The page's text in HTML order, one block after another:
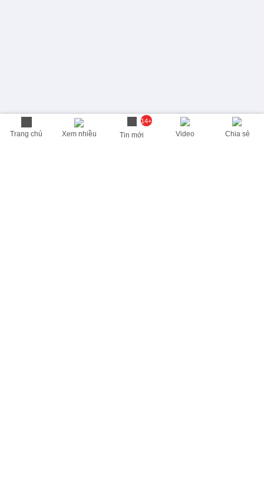
Trang chủ Xem nhiều
14+
Tin mới Video Chia sẻ